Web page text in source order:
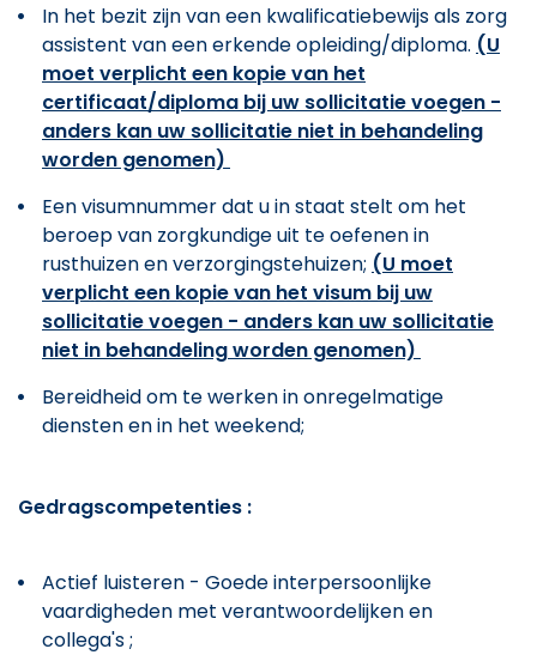
In het bezit zijn van een kwalificatiebewijs als zorg
assistent van een erkende opleiding/diploma. (U
moet verplicht een kopie van het
certificaat/diploma bij uw sollicitatie voegen -
anders kan uw sollicitatie niet in behandeling
worden genomen)
Een visumnummer dat u in staat stelt om het
beroep van zorgkundige uit te oefenen in
rusthuizen en verzorgingstehuizen; (U moet
verplicht een kopie van het visum bij uw
sollicitatie voegen - anders kan uw sollicitatie
niet in behandeling worden genomen)
Bereidheid om te werken in onregelmatige
diensten en in het weekend;
Gedragscompetenties :
Actief luisteren - Goede interpersoonlijke
vaardigheden met verantwoordelijken en
collega's ;